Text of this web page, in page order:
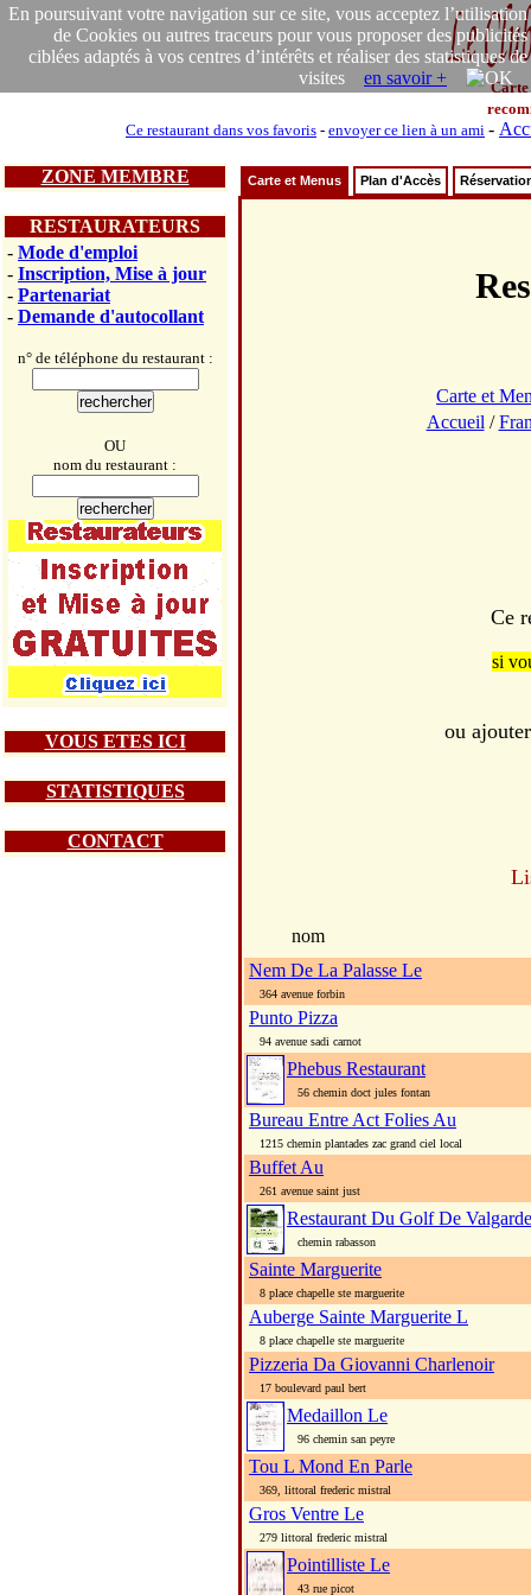
En poursuivant votre navigation sur ce site, vous acceptez l’utilisation
de Cookies ou autres traceurs pour vous proposer des publicités
ciblées adaptés à vos centres d’intérêts et réaliser des statistiques de
visites en savoir +
Carte
Ce restaurant dans vos favoris - envoyer ce lien à un ami -
ZONE MEMBRE
RESTAURATEURS
- Mode d'emploi
- Inscription, Mise à jour
- Partenariat
- Demande d'autocollant
n° de téléphone du restaurant :
OU
nom du restaurant :
VOUS ETES ICI
STATISTIQUES
CONTACT
Carte et Menus Plan d'Accès
Carte et
Accueil /
Ce
si
ou
nom
Nem De La Palasse Le
364 avenue forbin
Punto Pizza
94 avenue sadi carnot
Phebus Restaurant
56 chemin doct jules fontan
Bureau Entre Act Folies Au
1215 chemin plantades zac grand ciel local
Buffet Au
261 avenue saint just
Restaurant Du Golf De Valgarde
chemin rabasson
Sainte Marguerite
8 place chapelle ste marguerite
Auberge Sainte Marguerite L
8 place chapelle ste marguerite
Pizzeria Da Giovanni Charlenoir
17 boulevard paul bert
Medaillon Le
96 chemin san peyre
Tou L Mond En Parle
369, littoral frederic mistral
Gros Ventre Le
279 littoral frederic mistral
Pointilliste Le
43 rue picot